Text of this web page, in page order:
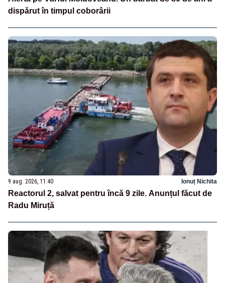
dispărut în timpul coborârii
9 aug. 2026, 11:40 Ionuț Nichita
Reactorul 2, salvat pentru încă 9 zile. Anunțul făcut de
Radu Miruță